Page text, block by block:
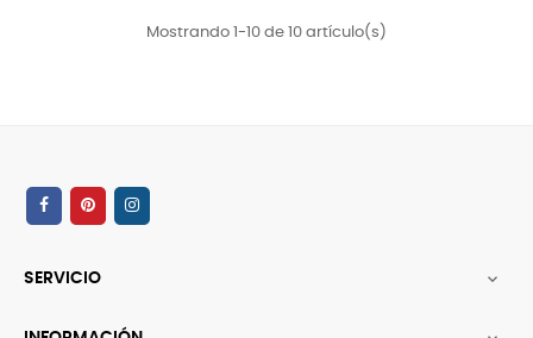
Mostrando 1-10 de 10 artículo(s)
SERVICIO 